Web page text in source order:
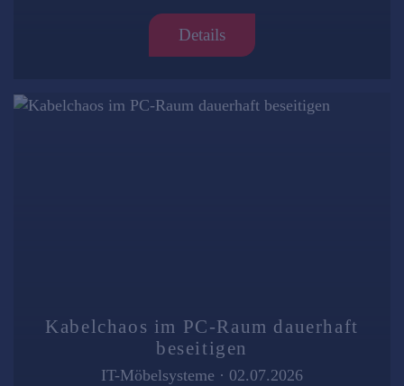
Details
Kabelchaos im PC-Raum dauerhaft
beseitigen
IT-Möbelsysteme · 02.07.2026